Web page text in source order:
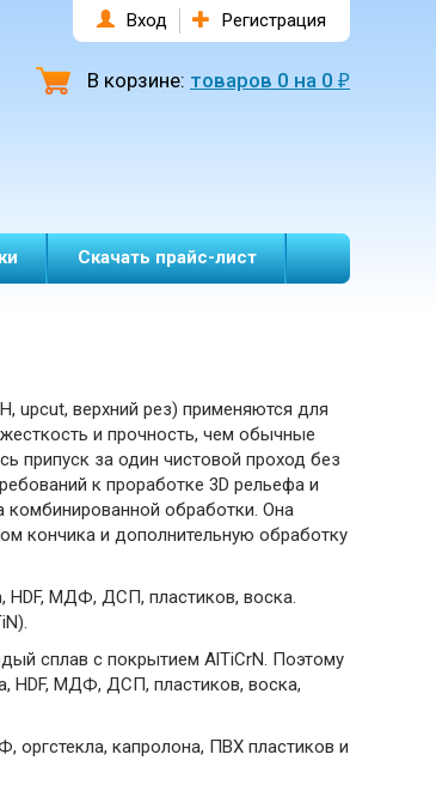
Вход Регистрация
В корзине: товаров 0 на 0 ₽
Скачать прайс-лист
upcut, верхний рез) применяются для
и прочность, чем обычные
припуск за один чистовой проход без
к проработке 3D рельефа и
комбинированной обработки. Она
кончика и дополнительную обработку
HDF, МДФ, ДСП, пластиков, воска.
сплав с покрытием AlTiCrN. Поэтому
HDF, МДФ, ДСП, пластиков, воска,
капролона, ПВХ пластиков и